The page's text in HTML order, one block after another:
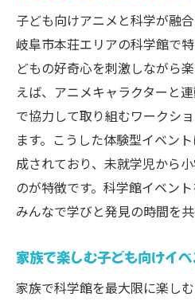
子ども向けアニメと科学が融
岐阜市本荘エリアの科学館で
どもの好奇心を刺激しながら
えば、アニメキャラクターと
で協力して取り組むワークシ
ます。こうした体験型イベン
成されており、未就学児から
のが特徴です。科学館イベン
みんなで学びと発見の時間を共
家族で楽しむ子ども向けイ
家族で科学館を最大限に楽し